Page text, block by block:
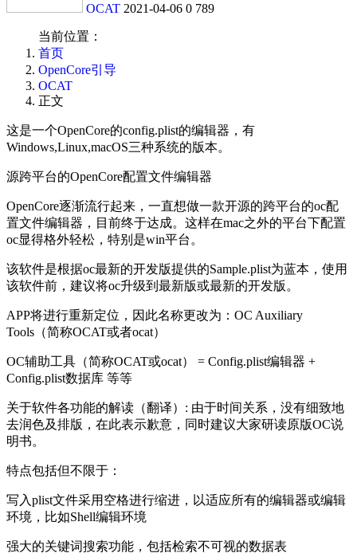
OCAT 2021-04-06 0 789
当前位置：
首页
OpenCore引导
OCAT
正文
这是一个OpenCore的config.plist的编辑器，有
Windows,Linux,macOS三种系统的版本。
源跨平台的OpenCore配置文件编辑器
OpenCore逐渐流行起来，一直想做一款开源的跨平台的oc配
置文件编辑器，目前终于达成。这样在mac之外的平台下配置
oc显得格外轻松，特别是win平台。
该软件是根据oc最新的开发版提供的Sample.plist为蓝本，使用
该软件前，建议将oc升级到最新版或最新的开发版。
APP将进行重新定位，因此名称更改为：OC Auxiliary
Tools（简称OCAT或者ocat）
OC辅助工具（简称OCAT或ocat） = Config.plist编辑器 +
Config.plist数据库 等等
关于软件各功能的解读（翻译）: 由于时间关系，没有细致地
去润色及排版，在此表示歉意，同时建议大家研读原版OC说
明书。
特点包括但不限于：
写入plist文件采用空格进行缩进，以适应所有的编辑器或编辑
环境，比如Shell编辑环境
强大的关键词搜索功能，包括检索不可视的数据表